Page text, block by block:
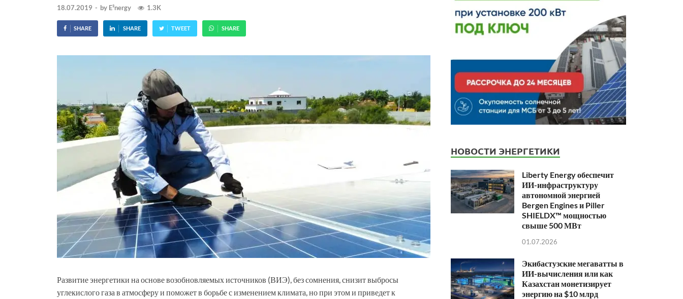
18.07.2019 - by E²nergy 1.3K
SHARE SHARE TWEET SHARE
Развитие энергетики на основе возобновляемых источников (ВИЭ), без сомнения, снизит выбросы
углекислого газа в атмосферу и поможет в борьбе с изменением климата, но при этом и приведет к
НОВОСТИ ЭНЕРГЕТИКИ
Liberty Energy обеспечит
ИИ-инфраструктуру
автономной энергией
Bergen Engines и Piller
SHIELDX™ мощностью
свыше 500 МВт
01.07.2026
Экибастузские мегаватты в
ИИ-вычисления или как
Казахстан монетизирует
энергию на $10 млрд